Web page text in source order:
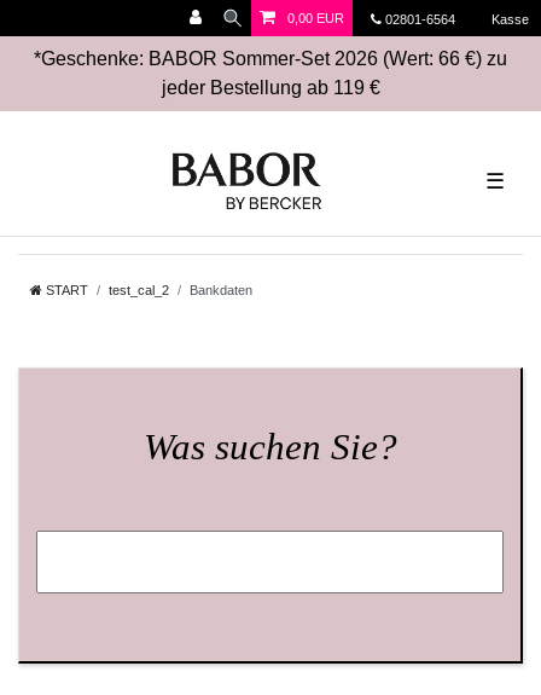
02801-6564 Kasse
0,00 EUR
*Geschenke: BABOR Sommer-Set 2026 (Wert: 66 €) zu
jeder Bestellung ab 119 €
☰
START test_cal_2 Bankdaten
Was suchen Sie?